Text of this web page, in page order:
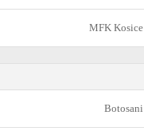
MFK Kosice
Botosani